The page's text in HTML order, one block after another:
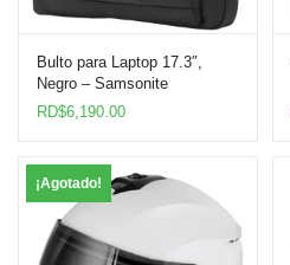
Bulto para Laptop 17.3″,
Negro – Samsonite
RD$6,190.00
¡Agotado!